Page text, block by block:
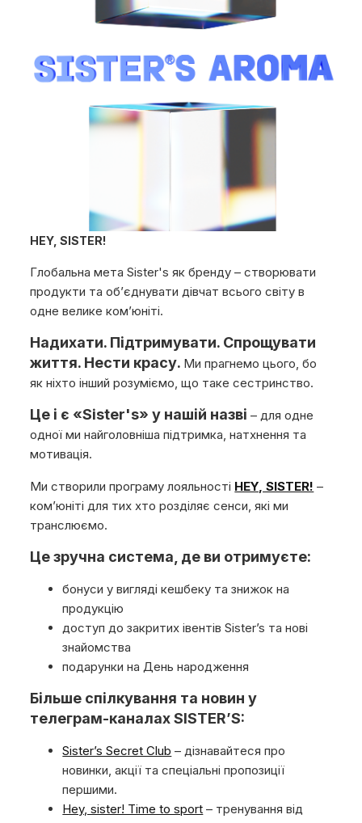
HEY, SISTER!
Глобальна мета Sister's як бренду – створювати
продукти та обʼєднувати дівчат всього світу в
одне велике комʼюніті.
Надихати. Підтримувати. Спрощувати
життя. Нести красу. Ми прагнемо цього, бо
як ніхто інший розуміємо, що таке сестринство.
Це і є «Sister's» у нашій назві – для одне
одної ми найголовніша підтримка, натхнення та
мотивація.
Ми створили програму лояльності HEY, SISTER! –
комʼюніті для тих хто розділяє сенси, які ми
транслюємо.
Це зручна система, де ви отримуєте:
бонуси у вигляді кешбеку та знижок на
продукцію
доступ до закритих івентів Sister’s та нові
знайомства
подарунки на День народження
Більше спілкування та новин у
телеграм-каналах SISTER’S:
Sister’s Secret Club – дізнавайтеся про
новинки, акції та спеціальні пропозиції
першими.
Hey, sister! Time to sport – тренування від